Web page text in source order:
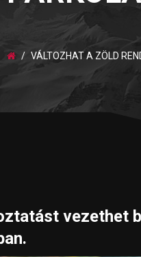
VÁLTOZHAT A ZÖLD
vezethet